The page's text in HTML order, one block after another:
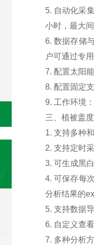
5. 自动化采
小时，最大
6. 数据存储
户可通过专
7. 配置太阳
8. 配置固定
9. 工作环境
三、植被盖
1. 支持多种
2. 支持定时
3. 可生成黑
4. 可保存每
分析结果的
5. 支持数据
6. 自定义查
7. 多种分析